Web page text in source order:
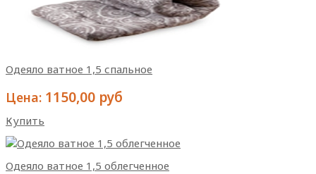
Одеяло ватное 1,5 спальное
Цена: 1150,00 руб
Купить
Одеяло ватное 1,5 облегченное